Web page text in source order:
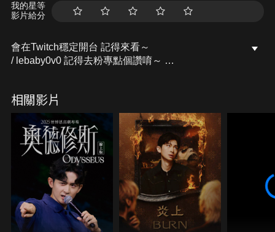
我的星等
影片給分
會在Twitch穩定開台 記得來看～
/ lebaby0v0 記得去粉專點個讚唷～
/ lebaby0v0 Instagram：lebaby0v0
/ lebaby0v0 本頻道授權相關請洽詢：
littlefish@mesports.com.tw
若非此窗口授權，一律概不承認。
業務合作請洽：san710501@mesports.com.tw
相關影片